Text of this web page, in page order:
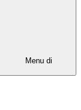
Menu di